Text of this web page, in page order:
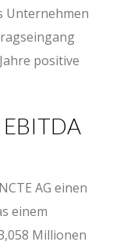
Unternehmen
positive
EBITDA
AG einen
einem
Millionen